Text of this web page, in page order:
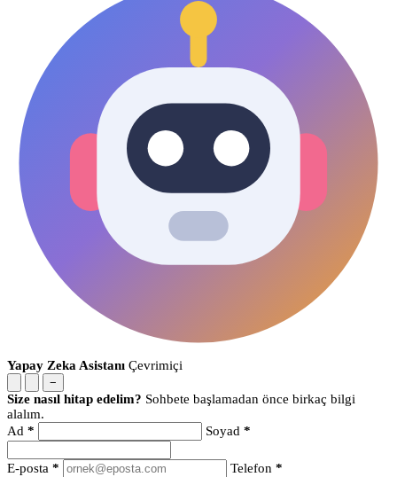
Yapay Zeka Asistanı Çevrimiçi
−
Size nasıl hitap edelim? Sohbete başlamadan önce birkaç bilgi
alalım.
Ad * Soyad *
E-posta * Telefon *